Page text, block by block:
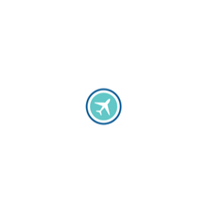
Vluchtproblemen
Vlucht vertraagd